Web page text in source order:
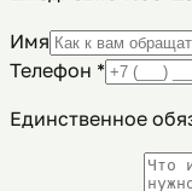
Имя
Телефон *
Единственное